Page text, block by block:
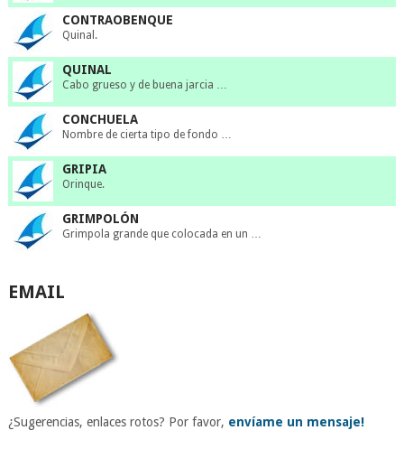
CONTRAOBENQUE
Quinal.
QUINAL
Cabo grueso y de buena jarcia …
CONCHUELA
Nombre de cierta tipo de fondo …
GRIPIA
Orinque.
GRIMPOLÓN
Grimpola grande que colocada en un …
EMAIL
¿Sugerencias, enlaces rotos? Por favor, envíame un mensaje!